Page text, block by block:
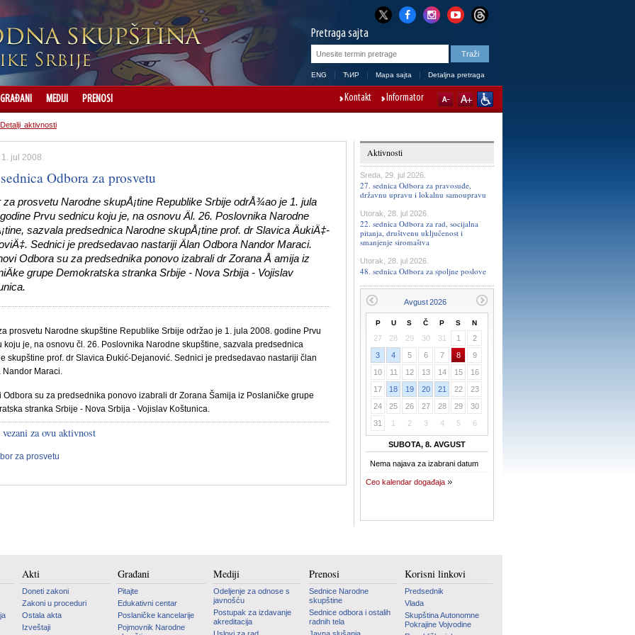
Pretraga sajta
ENG ЋИР Mapa sajta Detaljna pretraga
GRAĐANI MEDIJI PRENOSI Kontakt Informator
Detalji aktivnosti
jul 2008.
Odbora za prosvetu
za prosvetu Narodne skupÅ¡tine Republike Srbije odrÅ¾ao je 1. jula
Prvu sednicu koju je, na osnovu Äl. 26. Poslovnika Narodne
sazvala predsednica Narodne skupÅ¡tine prof. dr Slavica ÄukiÄ‡-
Sednici je predsedavao nastariji Älan Odbora Nandor Maraci.
Odbora su za predsednika ponovo izabrali dr Zorana Å amija iz
grupe Demokratska stranka Srbije - Nova Srbija - Vojislav
prosvetu Narodne skupštine Republike Srbije održao je 1. jula 2008. godine Prvu
koju je, na osnovu čl. 26. Poslovnika Narodne skupštine, sazvala predsednica
skupštine prof. dr Slavica Đukić-Dejanović. Sednici je predsedavao nastariji član
Nandor Maraci.
Odbora su za predsednika ponovo izabrali dr Zorana Šamija iz Poslaničke grupe
stranka Srbije - Nova Srbija - Vojislav Koštunica.
za ovu aktivnost
za prosvetu
Aktivnosti
Sreda, 29. jul 2026.
27. sednica Odbora za pravosuđe,
državnu upravu i lokalnu samoupravu
Utorak, 28. jul 2026.
22. sednica Odbora za rad, socijalna
pitanja, društvenu uključenost i
smanjenje siromaštva
Utorak, 28. jul 2026.
48. sednica Odbora za spoljne poslove
P U S Č P S N
27 28 29 30 31 1
2
3
4 5 6 7 8
9
10
11 12 13 14 15
16
17
18 19 20 21 22
23
24
25 26 27 28 29
30
31
1 2 3 4 5 6
SUBOTA, 8. AVGUST
Nema najava za izabrani datum
Ceo kalendar događaja
Akti
Doneti zakoni
Zakoni u proceduri
Ostala akta
Izveštaji
Građani
Pitajte
Edukativni centar
Poslaničke kancelarije
Pojmovnik Narodne
Mediji
Odeljenje za odnose s
javnošću
Postupak za izdavanje
akreditacija
Prenosi
Sednice Narodne
skupštine
Sednice odbora i ostalih
radnih tela
Korisni linkovi
Predsednik
Vlada
Skupština Autonomne
Pokrajine Vojvodine